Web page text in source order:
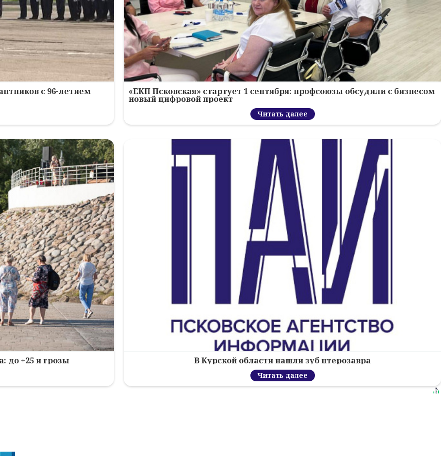
с 96-летием «ЕКП Псковская» стартует 1 сентября: профсоюзы обсудили с бизнесом
новый цифровой проект
Читать далее
до +25 и грозы В Курской области нашли зуб птерозавра
Читать далее